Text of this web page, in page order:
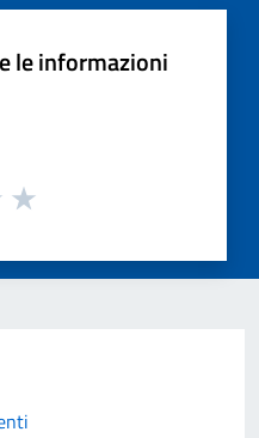
le informazioni